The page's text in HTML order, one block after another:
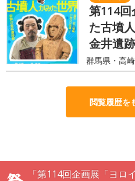
第114
た古墳
金井遺
群馬県・高
閲覧履歴を
「第114回企画展「ヨロ